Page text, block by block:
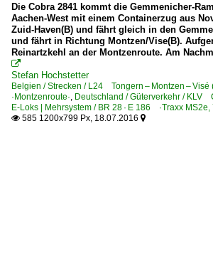
Die Cobra 2841 kommt die Gemmenicher-
Aachen-West mit einem Containerzug aus
Zuid-Haven(B) und fährt gleich in den
und fährt in Richtung Montzen/Vise(B).
Reinartzkehl an der Montzenroute. Am

Stefan Hochstetter
Belgien / Strecken / L24 Tongern – Montzen –
·Montzenroute· Deutschland / Güterverkehr / KLV
E-Loks | Mehrsystem / BR 28 · E 186 ·Traxx MS2e,
 585 1200x799 Px, 18.07.2016 